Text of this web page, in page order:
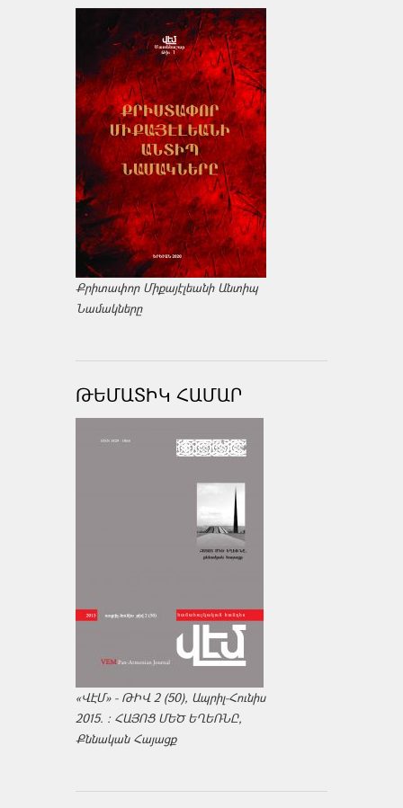
Քրիտափոր Միքայէլեանի Անտիպ
Նամակները
ԹԵՄԱՏԻԿ ՀԱՄԱՐ
«ՎԷՄ» - ԹԻՎ 2 (50), Ապրիլ-Հունիս
2015. : ՀԱՅՈՑ ՄԵԾ ԵՂԵՌՆԸ,
Քննական Հայացք